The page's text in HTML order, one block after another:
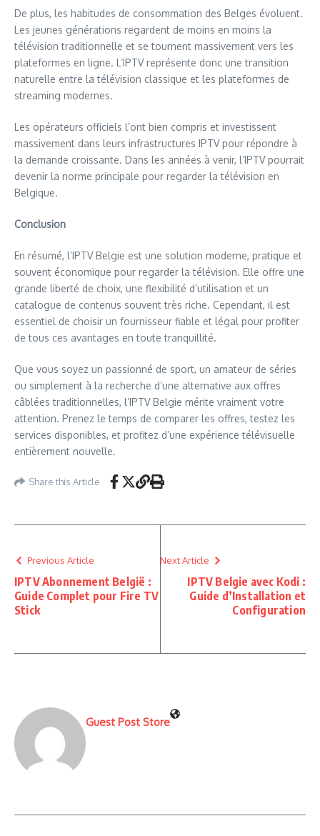
De plus, les habitudes de consommation des Belges évoluent.
Les jeunes générations regardent de moins en moins la
télévision traditionnelle et se tournent massivement vers les
plateformes en ligne. L’IPTV représente donc une transition
naturelle entre la télévision classique et les plateformes de
streaming modernes.
Les opérateurs officiels l’ont bien compris et investissent
massivement dans leurs infrastructures IPTV pour répondre à
la demande croissante. Dans les années à venir, l’IPTV pourrait
devenir la norme principale pour regarder la télévision en
Belgique.
Conclusion
En résumé, l’IPTV Belgie est une solution moderne, pratique et
souvent économique pour regarder la télévision. Elle offre une
grande liberté de choix, une flexibilité d’utilisation et un
catalogue de contenus souvent très riche. Cependant, il est
essentiel de choisir un fournisseur fiable et légal pour profiter
de tous ces avantages en toute tranquillité.
Que vous soyez un passionné de sport, un amateur de séries
ou simplement à la recherche d’une alternative aux offres
câblées traditionnelles, l’IPTV Belgie mérite vraiment votre
attention. Prenez le temps de comparer les offres, testez les
services disponibles, et profitez d’une expérience télévisuelle
entièrement nouvelle.
Share this Article
Previous Article
IPTV Abonnement België :
Guide Complet pour Fire TV
Stick
Next Article
IPTV Belgie avec Kodi :
Guide d’Installation et
Configuration
Guest Post Store